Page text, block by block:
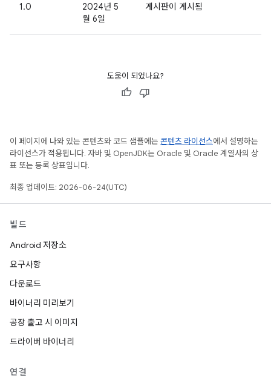
1.0
2024년 5
월 6일
게시판이 게시됨
도움이 되었나요?
이 페이지에 나와 있는 콘텐츠와 코드 샘플에는 콘텐츠 라이선스에서 설명하는
라이선스가 적용됩니다. 자바 및 OpenJDK는 Oracle 및 Oracle 계열사의 상
표 또는 등록 상표입니다.
최종 업데이트: 2026-06-24(UTC)
빌드
Android 저장소
요구사항
다운로드
바이너리 미리보기
공장 출고 시 이미지
드라이버 바이너리
연결